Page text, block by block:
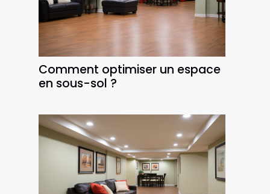
Comment optimiser un espace
en sous-sol ?